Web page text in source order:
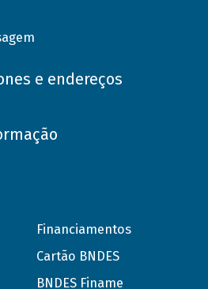
e endereços
Financiamentos
Cartão BNDES
BNDES Finame